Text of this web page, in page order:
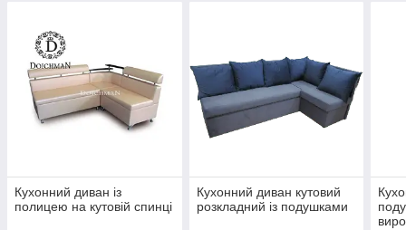
Кухонний диван із
полицею на кутовій спинці
Кухонний диван кутовий
розкладний із подушками